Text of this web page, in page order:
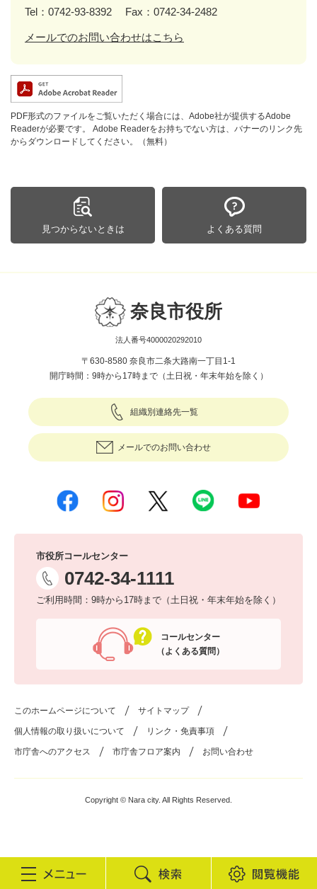
Tel：0742-93-8392
Fax：0742-34-2482
メールでのお問い合わせはこちら
PDF形式のファイルをご覧いただく場合には、Adobe社が提供するAdobe
Readerが必要です。
Adobe Readerをお持ちでない方は、バナーのリンク先
からダウンロードしてください。（無料）
見つからないときは よくある質問
奈良市役所
法人番号4000020292010
〒630-8580 奈良市二条大路南一丁目1-1
開庁時間：9時から17時まで（土日祝・年末年始を除く）
組織別連絡先一覧
メールでのお問い合わせ
市役所コールセンター
0742-34-1111
ご利用時間：9時から17時まで（土日祝・年末年始を除く）
コールセンター
（よくある質問）
このホームページについて サイトマップ
個人情報の取り扱いについて リンク・免責事項
市庁舎へのアクセス 市庁舎フロア案内 お問い合わせ
Copyright © Nara city. All Rights Reserved.